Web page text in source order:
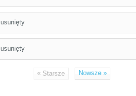
« Starsze Nowsze»